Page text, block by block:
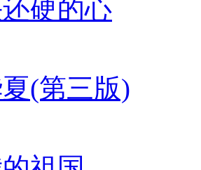
硬的心
(第三版)